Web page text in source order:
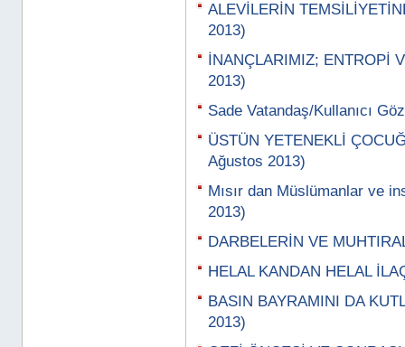
ALEVİLERİN
2013)
İNANÇLARIMIZ; ENTROPİ
2013)
Sade Vatandaş/Kullanıcı
ÜSTÜN YETENEKLİ
Ağustos 2013)
Mısır dan Müslümanlar ve
2013)
DARBELERİN VE
HELAL KANDAN HELAL
BASIN BAYRAMINI DA
2013)